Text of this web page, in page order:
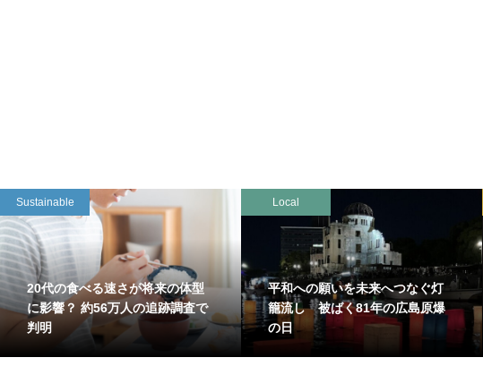
Sustainable
20代の食べる速さが将来の体型
に影響？ 約56万人の追跡調査で
判明
Local
平和への願いを未来へつなぐ灯
籠流し 被ばく81年の広島原爆
の日